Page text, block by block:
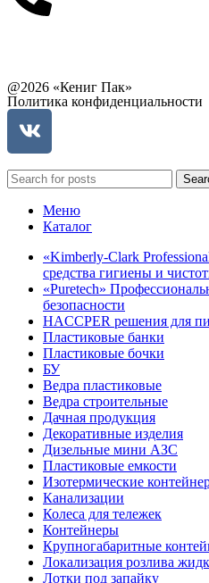
@2026 «Кениг Пак»
Политика конфиденциальности
Меню
Каталог
«Kimberly-Clark
средства гигиены и
«Puretech»
безопасности
HACCPER решения для
Пластиковые банки
Пластиковые бочки
БУ
Ведра пластиковые
Ведра строительные
Дачная продукция
Декоративные изделия
Дизельные мини АЗС
Пластиковые емкости
Изотермические
Канализации
Колеса для тележек
Контейнеры
Крупногабаритные
Локализация розлива
Лотки под запайку